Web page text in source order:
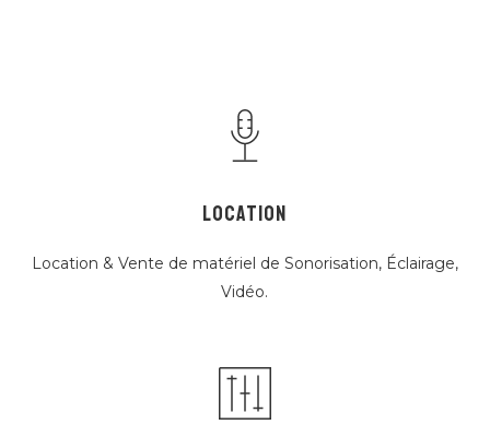
LOCATION
Location & Vente de matériel de Sonorisation, Éclairage,
Vidéo.